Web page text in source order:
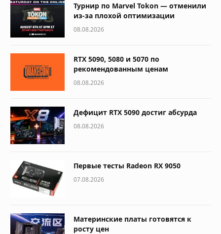
Турнир по Marvel Tokon — отменили
из-за плохой оптимизации
08.08.2026
RTX 5090, 5080 и 5070 по
рекомендованным ценам
08.08.2026
Дефицит RTX 5090 достиг абсурда
08.08.2026
Первые тесты Radeon RX 9050
07.08.2026
Материнские платы готовятся к
росту цен